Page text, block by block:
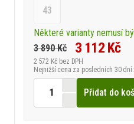
43
Některé varianty nemusí
3 890 Kč
3 112 Kč
2 572 Kč bez DPH
Nejnižší cena za posledních 30
Přidat do